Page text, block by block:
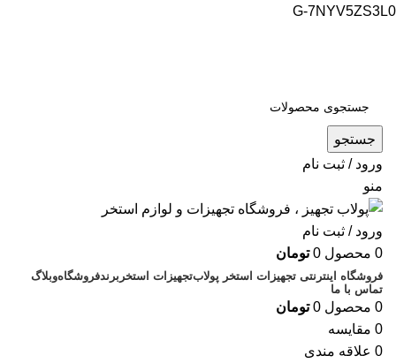
G-7NYV5ZS3L0
جستجو
ورود / ثبت نام
منو
ورود / ثبت نام
0 محصول 0 تومان
فروشگاه اینترنتی تجهیزات استخر پولابتجهیزات استخر برندفروشگاهوبلاگ
تماس با ما
0 محصول 0 تومان
0 مقایسه
0 علاقه مندی